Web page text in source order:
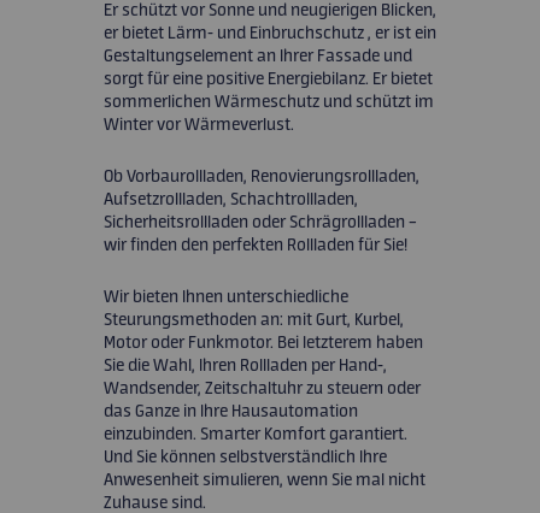
Er schützt vor Sonne und neugierigen Blicken,
er bietet Lärm- und Einbruchschutz , er ist ein
Gestaltungselement an Ihrer Fassade und
sorgt für eine positive Energiebilanz. Er bietet
sommerlichen Wärmeschutz und schützt im
Winter vor Wärmeverlust.
Ob Vorbaurollladen, Renovierungsrollladen,
Aufsetzrollladen, Schachtrollladen,
Sicherheitsrollladen oder Schrägrollladen –
wir finden den perfekten Rollladen für Sie!
Wir bieten Ihnen unterschiedliche
Steurungsmethoden an: mit Gurt, Kurbel,
Motor oder Funkmotor. Bei letzterem haben
Sie die Wahl, Ihren Rollladen per Hand-,
Wandsender, Zeitschaltuhr zu steuern oder
das Ganze in Ihre Hausautomation
einzubinden. Smarter Komfort garantiert.
Und Sie können selbstverständlich Ihre
Anwesenheit simulieren, wenn Sie mal nicht
Zuhause sind.